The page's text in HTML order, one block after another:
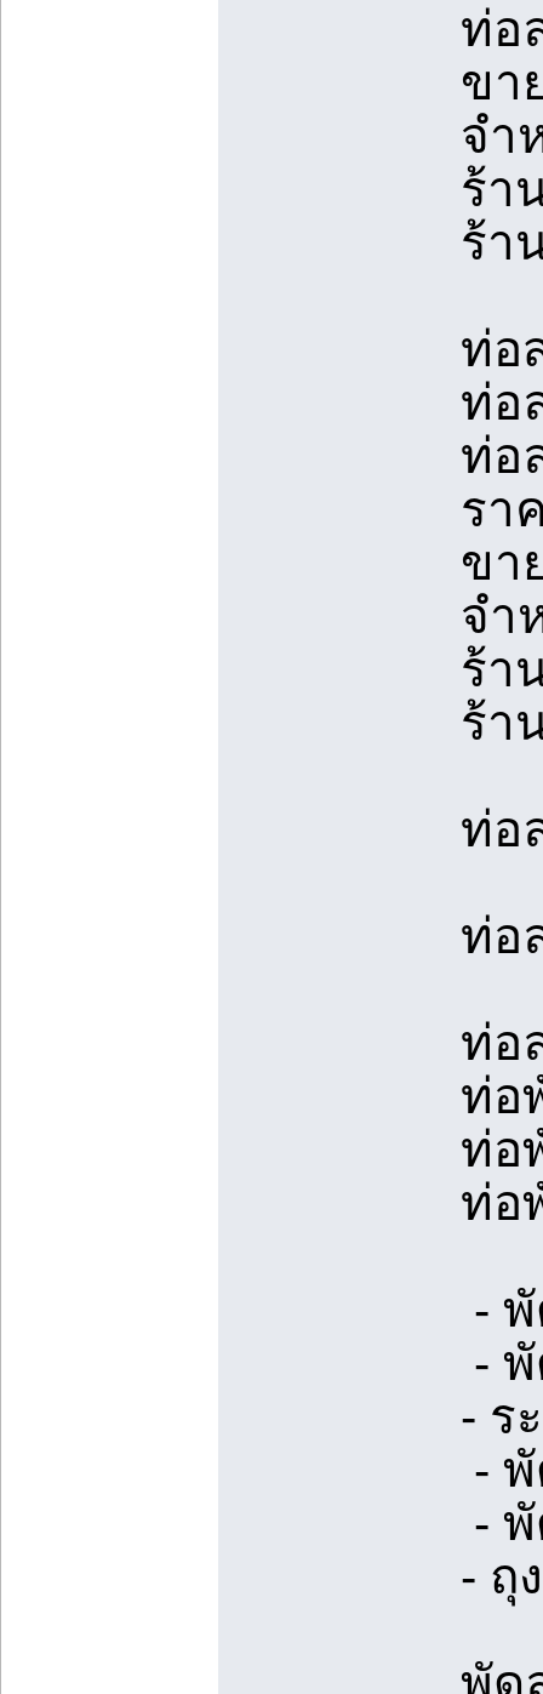
ท่อ
ขา
จำ
ร้า
ร้า
ท่อ
ท่อ
ท่อ
รา
ขา
จำ
ร้า
ร้า
ท่อ
ท่อ
ท่อ
ท่อ
ท่อ
ท่อ
-
-
- ร
-
-
- ถุ